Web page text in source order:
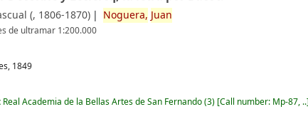
(, 1806-1870) Noguera, Juan
de ultramar 1:200.000
1849
Real Academia de la Bellas Artes de San Fernando(3) Call number: Mp-87, ..